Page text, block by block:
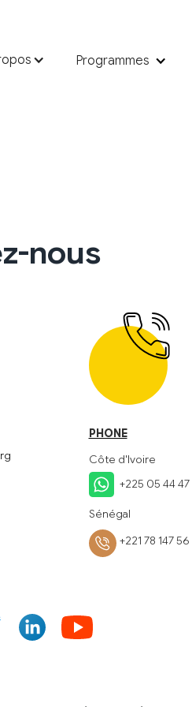
Programmes
nous
PHONE
Côte d'Ivoire
+225 05 44 47
Sénégal
+221 78 147 56